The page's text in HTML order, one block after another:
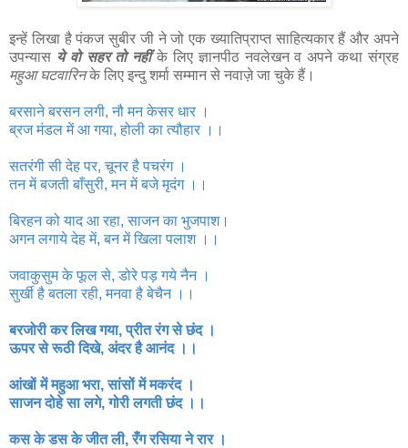
इन्हें लिखा है पंकज सुबीर जी ने जो एक ख्यातिप्राप्त साहित्यकार हैं और अपने
उपन्यास ये वो सहर तो नहींके लिए ज्ञानपीठ नवलेखन व अपने कथा संग्रह
महुआ घटवारिनके लिए इन्दु शर्मा सम्मान से नवाज़े जा चुके हैं।
बरसाने बरसन लगी, नौ मन केसर धार ।
ब्रज मंडल में आ गया, होली का त्‍यौहार ।।
सतरंगी सी देह पर, चूनर है पचरंग ।
तन में बजती बाँसुरी, मन में बजे मृदंग ।।
बिरहन को याद आ रहा, साजन का भुजपाश।
अगन लगाये देह में, बन में खिला पलाश ।।
जवाकुसुम के फूल से, डोरे पड़ गये नैन ।
सुर्खी है बतला रही, मनवा है बेचैन ।।
बरजोरी कर लिख गया, प्रीत रंग से छंद ।
ऊपर से रूठी दिखे, अंदर है आनंद ।।
आंखों में महुआ भरा, सांसों में मकरंद ।
साजन दोहे सा लगे, गोरी लगती छंद ।।
कस के डस के जीत ली, रँग रसिया ने रार ।